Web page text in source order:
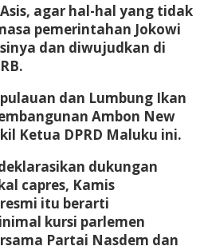
agar hal-hal yang tidak
pemerintahan Jokowi
dan diwujudkan di
dan Lumbung Ikan
Ambon New
Ketua DPRD Maluku ini.
dukungan
capres, Kamis
itu berarti
kursi parlemen
Partai Nasdem dan